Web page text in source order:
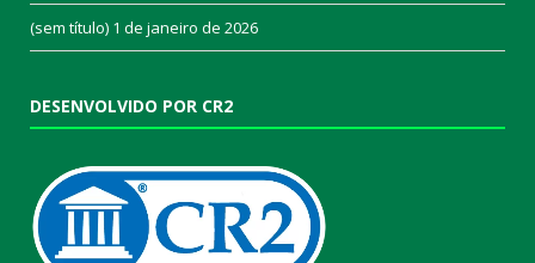
(sem título) 1 de janeiro de 2026
DESENVOLVIDO POR CR2